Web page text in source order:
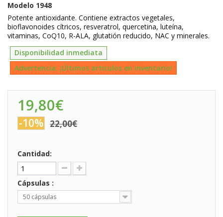
Modelo 1948
Potente antioxidante. Contiene extractos vegetales,
bioflavonoides cítricos, resveratrol, quercetina, luteína,
vitaminas, CoQ10, R-ALA, glutatión reducido, NAC y minerales.
Disponibilidad inmediata
Advertencia: ¡Últimos artículos en inventario!
19,80€
-10% 22,00€
Cantidad:
Cápsulas :
50 cápsulas